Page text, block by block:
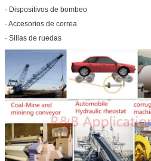
· Dispositivos de bombeo
· Accesorios de correa
· Sillas de ruedas